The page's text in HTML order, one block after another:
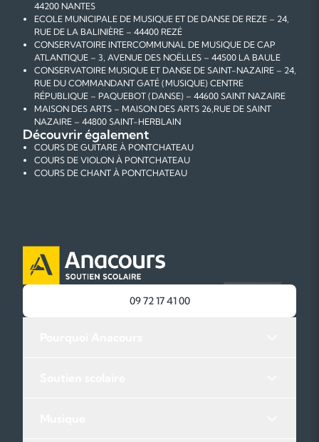
44200 NANTES
ECOLE MUNICIPALE DE MUSIQUE ET DE DANSE DE REZE – 24,
RUE DE LA BALINIÈRE – 44400 REZÉ
CONSERVATOIRE INTERCOMMUNAL DE MUSIQUE DE CAP
ATLANTIQUE – 3, AVENUE DES NOËLLES – 44500 LA BAULE
CONSERVATOIRE MUSIQUE ET DANSE DE SAINT-NAZAIRE – 24,
RUE DU COMMANDANT GATÉ (MUSIQUE) CENTRE
RÉPUBLIQUE – PAQUEBOT (DANSE) – 44600 SAINT NAZAIRE
MAISON DES ARTS – MAISON DES ARTS 26,RUE DE SAINT
NAZAIRE – 44800 SAINT-HERBLAIN
Découvrir également
COURS DE GUITARE À PONTCHATEAU
COURS DE VIOLON À PONTCHATEAU
COURS DE CHANT À PONTCHATEAU
09 72 17 41 00